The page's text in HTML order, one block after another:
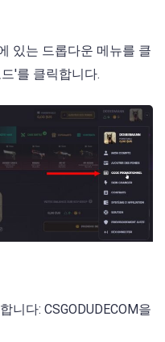
있는 드롭다운 메뉴를 클
'를 클릭합니다.
니다: CSGODUDECOM을